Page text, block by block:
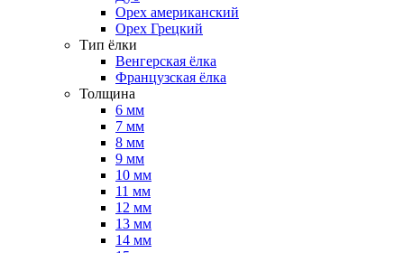
Орех американский
Орех Грецкий
Тип ёлки
Венгерская ёлка
Французская ёлка
Толщина
6 мм
7 мм
8 мм
9 мм
10 мм
11 мм
12 мм
13 мм
14 мм